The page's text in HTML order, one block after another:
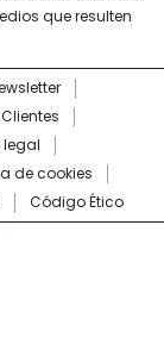
que resulten
legal
de cookies
Código Ético